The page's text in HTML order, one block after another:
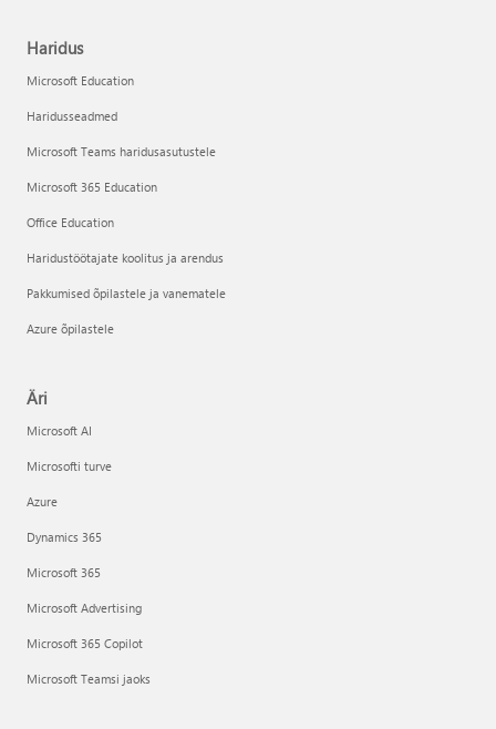
Haridus
Microsoft Education
Haridusseadmed
Microsoft Teams haridusasutustele
Microsoft 365 Education
Office Education
Haridustöötajate koolitus ja arendus
Pakkumised õpilastele ja vanematele
Azure õpilastele
Äri
Microsoft AI
Microsofti turve
Azure
Dynamics 365
Microsoft 365
Microsoft Advertising
Microsoft 365 Copilot
Microsoft Teamsi jaoks